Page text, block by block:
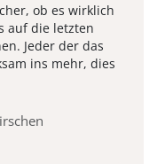
ob es wirklich
auf die letzten
Jeder der das
ins mehr, dies